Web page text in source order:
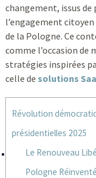
changement, issus
l’engagement
de la Pologne. Ce
comme l’occasion de
stratégies inspirées
celle de solutions
Révolution
présidentielles 2025
Le Renouveau
Pologne